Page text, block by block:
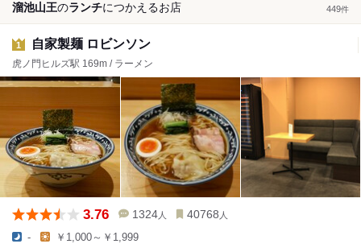
溜池山王のランチにつかえるお店 449件
1 自家製麺 ロビンソン
虎ノ門ヒルズ駅 169m / ラーメン
3.76 1324 人 40768 人
- ￥1,000～￥1,999